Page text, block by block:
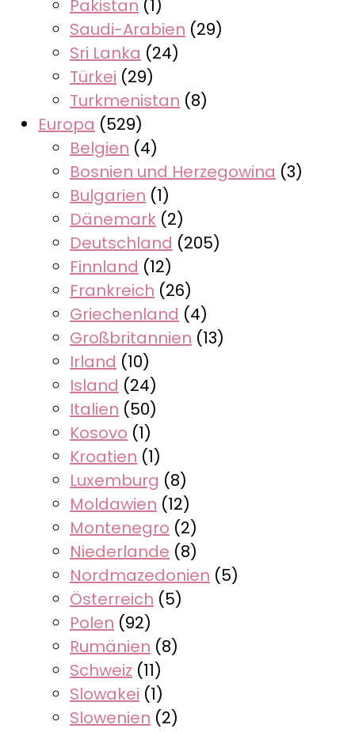
Pakistan (1)
Saudi-Arabien (29)
Sri Lanka (24)
Türkei (29)
Turkmenistan (8)
Europa (529)
Belgien (4)
Bosnien und Herzegowina (3)
Bulgarien (1)
Dänemark (2)
Deutschland (205)
Finnland (12)
Frankreich (26)
Griechenland (4)
Großbritannien (13)
Irland (10)
Island (24)
Italien (50)
Kosovo (1)
Kroatien (1)
Luxemburg (8)
Moldawien (12)
Montenegro (2)
Niederlande (8)
Nordmazedonien (5)
Österreich (5)
Polen (92)
Rumänien (8)
Schweiz (11)
Slowakei (1)
Slowenien (2)